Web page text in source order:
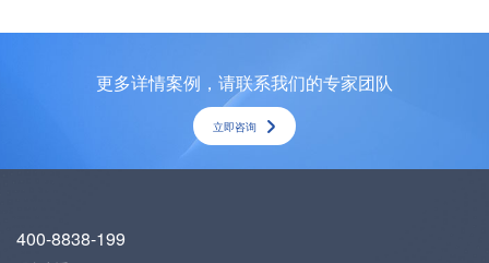
更多详情案例，请联系我们的专家团队
立即咨询
400-8838-199